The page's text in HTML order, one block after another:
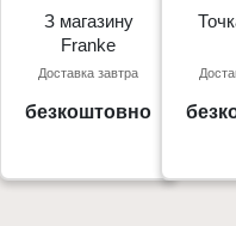
З магазину
Franke
Доставка завтра
безкоштовно
З магазину
Franke
Київ, пр. С. Бандери 23, ТЦ
Gorodok Gallery
м. Київ